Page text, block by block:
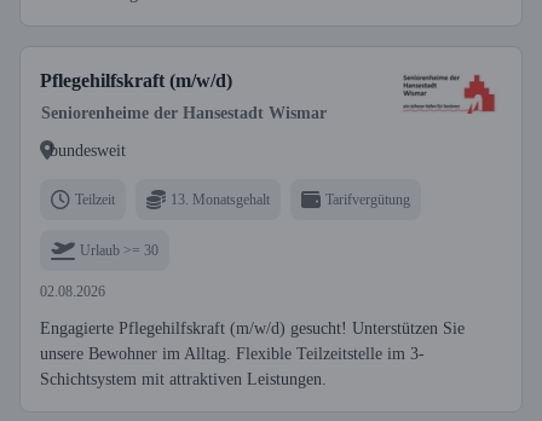
Pflegehilfskraft (m/w/d)
Seniorenheime der Hansestadt Wismar
bundesweit
Teilzeit 13. Monatsgehalt Tarifvergütung
Urlaub >= 30
02.08.2026
Engagierte Pflegehilfskraft (m/w/d) gesucht! Unterstützen Sie
unsere Bewohner im Alltag. Flexible Teilzeitstelle im 3-
Schichtsystem mit attraktiven Leistungen.